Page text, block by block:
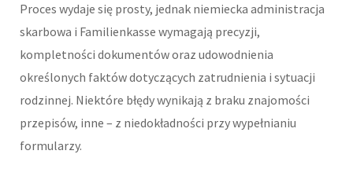
Proces wydaje się prosty, jednak niemiecka administracja
skarbowa i Familienkasse wymagają precyzji,
kompletności dokumentów oraz udowodnienia
określonych faktów dotyczących zatrudnienia i sytuacji
rodzinnej. Niektóre błędy wynikają z braku znajomości
przepisów, inne – z niedokładności przy wypełnianiu
formularzy.